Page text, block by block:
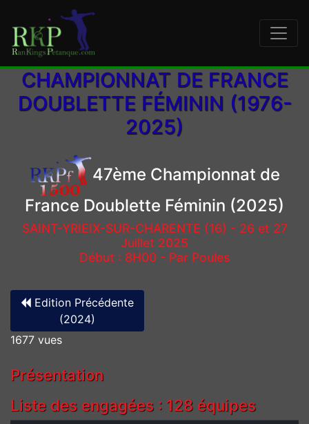
CHAMPIONNAT DE FRANCE
DOUBLETTE FÉMININ (1976-
2025)
47ème Championnat de
France Doublette Féminin (2025)
SAINT-YRIEIX-SUR-CHARENTE (16) - 26 et 27
Juillet 2025
Début : 8H00 - Par Poules
Edition Précédente
(2024)
1677 vues
Présentation
Liste des engagées : 128 équipes